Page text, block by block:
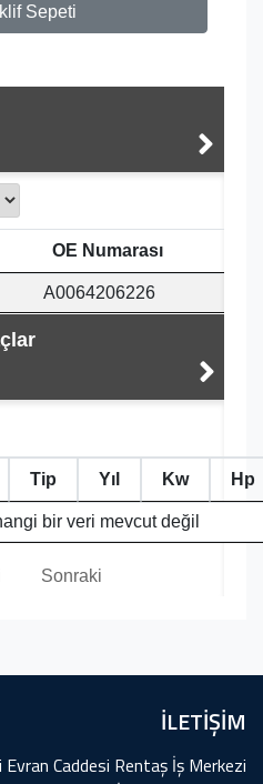
Sepeti
OE Numarası
A0064206226
Tip Yıl Kw Hp
bir veri mevcut değil
Sonraki
İLETİŞİM
Evran Caddesi Rentaş İş Merkezi